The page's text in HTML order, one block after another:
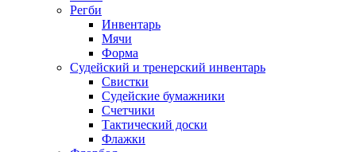
Регби
Инвентарь
Мячи
Форма
Судейский и тренерский инвентарь
Свистки
Судейские бумажники
Счетчики
Тактический доски
Флажки